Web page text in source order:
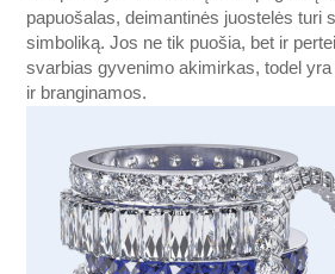
papuošalas, deimantinės juostelės turi
simboliką. Jos ne tik puošia, bet ir
svarbias gyvenimo akimirkas, todel
ir branginamos.